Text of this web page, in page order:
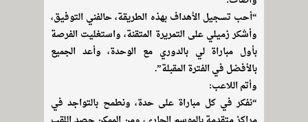
“أحب تسجيل الأهداف بهذه الطريقة، حالفني التوفيق،
وأشكر زميلي على التمريرة المتقنة، واستغليت الفرصة
بأول مباراة لي بالدوري مع الوحدة، وأعد الجميع
بالأفضل في الفترة المقبلة”.
وأتم اللاعب:
“نفكر في كل مباراة على حدة، ونطمح بالتواجد في